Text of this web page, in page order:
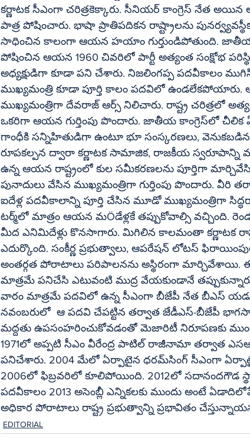
కర్ణాటక సీఎంగా చరిత్రకెక్కారు. సీనియర్ కాంగ్రెస్ నేత
పాత్ర పోషించారు. భాషా ప్రాతిపదికన రాష్ట్రాలను
సాధించిన కాలంగా ఆయన హయాం గుర్తుండిపోతుంది. జాతీయ స్థాయిలో
పోషించిన ఆయన 1960 చివరిలో పార్టీ అత్యంత సంక్షోభ
అధ్యక్షుడిగా కూడా పని చేశారు. నిజలింగప్ప పదవీకాలం
ముఖ్యమంత్రి కూడా పూర్తి కాలం పదవిలో ఉండలేకపోయారు.
ముఖ్యమంత్రిగా దేవరాజ్ ఆర్స్ నిలిచారు. రాష్ట్ర చరిత్రలో
ఒకరిగా ఆయన గుర్తింపు పొందారు. జాతీయ కాంగ్రెస్‌లో చీలిక ఏర్పడిన సమయంలో మాజీ ప్రధాని ఇందిరా
గాంధీకి సన్నిహితుడిగా ఉంటూ భూ సంస్కరణలు,
రూపకల్పన ద్వారా కర్ణాటక సామాజిక, రాజకీయ స్వరూపాన్ని
ఉన్న ఆయన రాష్ట్రంలో కుల సమీకరణలను పూర్తిగా
పునాదులు వేసిన ముఖ్యమంత్రిగా గుర్తింపు పొందారు. వీరి
ఐదేళ్ల పదవీకాలాన్ని పూర్తి చేసిన మూడో ముఖ్యమంత్రిగా
టర్మ్‌లో మాత్రం ఆయన మÖడేళ్లకే తప్పుకోవాల్సి వచ్చింది. రెండుసార్లు సీఎం పదవి చేపట్టిన ఆయన మొత్తం
మీద ఎనిమిదేళ్లు కొనసాగారు. మిగిలిన కాలమంతా కర్ణాటక
ఎదుర్కొంది. సంకీర్ణ ప్రభుత్వాలు, ఆపరేషన్ లోటస్
అంతర్గత పోరాటాలు పరిపాలనను అస్థిరంగా మార్చివేశాయి. ఈ
మాత్రమే పనిచేసి ఎటువంటి ముద్ర వేయకుండానే
వారం మాత్రమే పదవిలో ఉన్న సీఎంగా బీజేపీ నేత బీఎస్
నవంబరులో  ఆ పదవి చేపట్టిన తర్వాత జేడీఎస్-బీజేపీ
మద్దతు ఉపసంహరించుకోవడంతో మెజారిటీ నిరూపణకు
1971లో అప్పటి సీఎం వీరేంద్ర పాటిల్ రాజీనామా తర్వాత
పనిచేశారు. 2004 మేలో ఏర్పాటైన ధరమ్‌సింగ్ సీఎంగా ఏర్పాటైన కాంగ్రెస్`జేడీఎస్ సంకీర్ణ ప్రభుత్వం
2006లో ఫిబ్రవరిలో కూలిపోయింది. 2012లో సదానందగౌడ
పదవీకాలం 2013 అసెంబ్లీ ఎన్నికలకు ముందు అంటే
అధికార పోరాటాలు రాష్ట్ర ప్రభుత్వాన్ని ప్రభావితం
EDITORIAL